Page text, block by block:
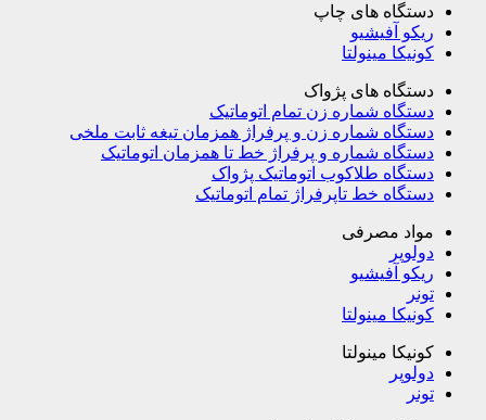
دستگاه های چاپ
ریکو آفیشیو
کونیکا مینولتا
دستگاه های پژواک
دستگاه شماره زن تمام اتوماتیک
دستگاه شماره زن و پرفراژ همزمان تیغه ثابت ملخی
دستگاه شماره و پرفراژ خط تا همزمان اتوماتیک
دستگاه طلاکوب اتوماتیک پژواک
دستگاه خط تاپرفراژ تمام اتوماتیک
مواد مصرفی
دولوپر
ریکو آفیشیو
تونر
کونیکا مینولتا
کونیکا مینولتا
دولوپر
تونر